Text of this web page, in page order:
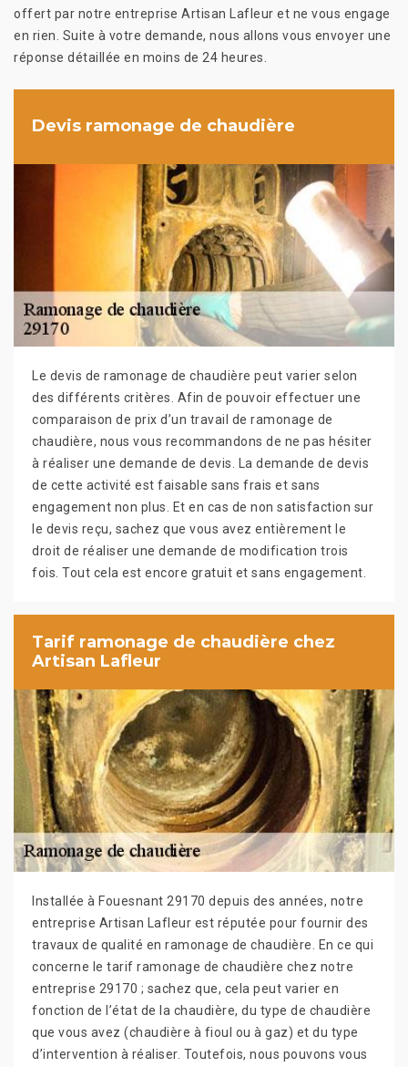
offert par notre entreprise Artisan Lafleur et ne vous engage
en rien. Suite à votre demande, nous allons vous envoyer une
réponse détaillée en moins de 24 heures.
Devis ramonage de chaudière
Le devis de ramonage de chaudière peut varier selon
des différents critères. Afin de pouvoir effectuer une
comparaison de prix d’un travail de ramonage de
chaudière, nous vous recommandons de ne pas hésiter
à réaliser une demande de devis. La demande de devis
de cette activité est faisable sans frais et sans
engagement non plus. Et en cas de non satisfaction sur
le devis reçu, sachez que vous avez entièrement le
droit de réaliser une demande de modification trois
fois. Tout cela est encore gratuit et sans engagement.
Tarif ramonage de chaudière chez
Artisan Lafleur
Installée à Fouesnant 29170 depuis des années, notre
entreprise Artisan Lafleur est réputée pour fournir des
travaux de qualité en ramonage de chaudière. En ce qui
concerne le tarif ramonage de chaudière chez notre
entreprise 29170 ; sachez que, cela peut varier en
fonction de l’état de la chaudière, du type de chaudière
que vous avez (chaudière à fioul ou à gaz) et du type
d’intervention à réaliser. Toutefois, nous pouvons vous